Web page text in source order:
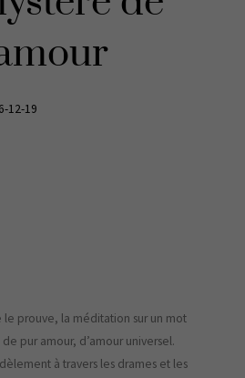
12-19
le prouve, la méditation sur un mot
pur amour, d’amour universel.
à travers les drames et les